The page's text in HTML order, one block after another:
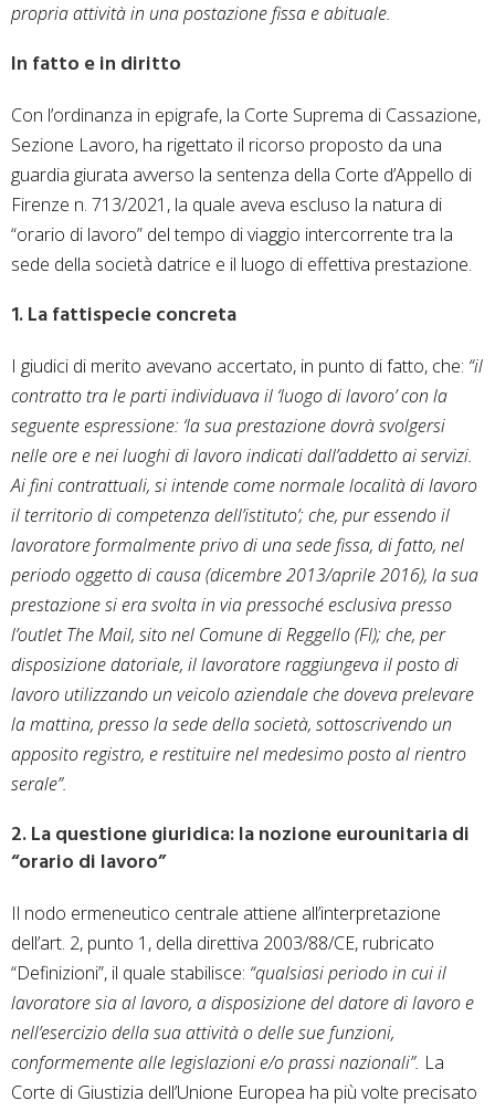
propria attività in una postazione fissa e abituale.
In fatto e in diritto
Con l’ordinanza in epigrafe, la Corte Suprema di Cassazione,
Sezione Lavoro, ha rigettato il ricorso proposto da una
guardia giurata avverso la sentenza della Corte d’Appello di
Firenze n. 713/2021, la quale aveva escluso la natura di
“orario di lavoro” del tempo di viaggio intercorrente tra la
sede della società datrice e il luogo di effettiva prestazione.
1. La fattispecie concreta
I giudici di merito avevano accertato, in punto di fatto, che: “il
contratto tra le parti individuava il ‘luogo di lavoro’ con la
seguente espressione: ‘la sua prestazione dovrà svolgersi
nelle ore e nei luoghi di lavoro indicati dall’addetto ai servizi.
Ai fini contrattuali, si intende come normale località di lavoro
il territorio di competenza dell’istituto’; che, pur essendo il
lavoratore formalmente privo di una sede fissa, di fatto, nel
periodo oggetto di causa (dicembre 2013/aprile 2016), la sua
prestazione si era svolta in via pressoché esclusiva presso
l’outlet The Mail, sito nel Comune di Reggello (FI); che, per
disposizione datoriale, il lavoratore raggiungeva il posto di
lavoro utilizzando un veicolo aziendale che doveva prelevare
la mattina, presso la sede della società, sottoscrivendo un
apposito registro, e restituire nel medesimo posto al rientro
serale”.
2. La questione giuridica: la nozione eurounitaria di
“orario di lavoro”
Il nodo ermeneutico centrale attiene all’interpretazione
dell’art. 2, punto 1, della direttiva 2003/88/CE, rubricato
“Definizioni”, il quale stabilisce: “qualsiasi periodo in cui il
lavoratore sia al lavoro, a disposizione del datore di lavoro e
nell’esercizio della sua attività o delle sue funzioni,
conformemente alle legislazioni e/o prassi nazionali”. La
Corte di Giustizia dell’Unione Europea ha più volte precisato